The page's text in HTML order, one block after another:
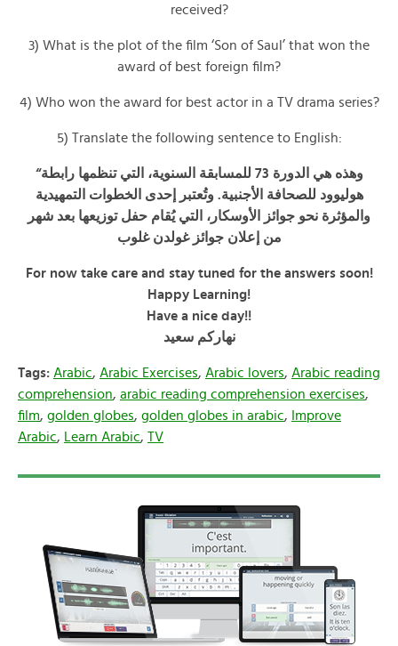
received?
3) What is the plot of the film ‘Son of Saul’ that won the
award of best foreign film?
4) Who won the award for best actor in a TV drama series?
5) Translate the following sentence to English:
“وهذه هي الدورة 73 للمسابقة السنوية، التي تنظمها رابطة
هوليوود للصحافة الأجنبية. وتُعتبر إحدى الخطوات التمهيدية
والمؤثرة نحو جوائز الأوسكار، التي يُقام حفل توزيعها بعد شهر
من إعلان جوائز غولدن غلوب
For now take care and stay tuned for the answers soon!
Happy Learning!
Have a nice day!!
نهاركم سعيد
Tags: Arabic, Arabic Exercises, Arabic lovers, Arabic reading
comprehension, arabic reading comprehension exercises,
film, golden globes, golden globes in arabic,
Improve
Arabic, Learn Arabic, TV